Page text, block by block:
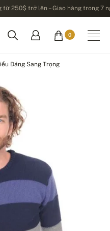
từ 250$ trở lên – Giao hàng trong 7
0
Dáng Sang Trọng